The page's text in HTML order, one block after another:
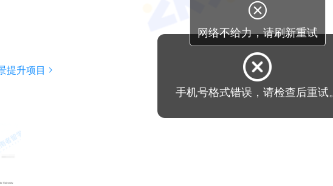
提升项目
手机号格式错误，请检查后重试。

网络不给力，请刷新重试